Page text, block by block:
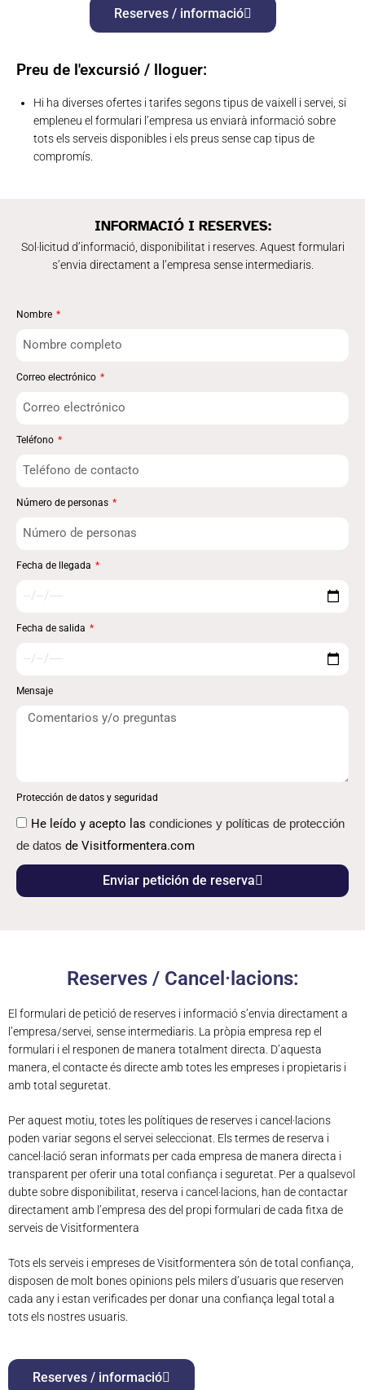
INFORMACIÓ I RESERVES:
Sol·licitud d’informació, disponibilitat i reserves. Aquest formulari
s’envia directament a l’empresa sense intermediaris.
Nombre
Correo electrónico
Teléfono
Número de personas
Fecha de llegada
Fecha de salida
Mensaje
Protección de datos y seguridad
He leído y acepto las condiciones y políticas de protección
de datos de Visitformentera.com
Enviar petición de reserva
Reserves / informació
Preu de l'excursió / lloguer:
Hi ha diverses ofertes i tarifes segons tipus de vaixell i servei, si
empleneu el formulari l’empresa us enviarà informació sobre
tots els serveis disponibles i els preus sense cap tipus de
compromís.
Reserves / Cancel·lacions:
El formulari de petició de reserves i informació s’envia directament a
l’empresa/servei, sense intermediaris. La pròpia empresa rep el
formulari i el responen de manera totalment directa. D’aquesta
manera, el contacte és directe amb totes les empreses i propietaris i
amb total seguretat.
Per aquest motiu, totes les polítiques de reserves i cancel·lacions
poden variar segons el servei seleccionat. Els termes de reserva i
cancel·lació seran informats per cada empresa de manera directa i
transparent per oferir una total confiança i seguretat. Per a qualsevol
dubte sobre disponibilitat, reserva i cancel·lacions, han de contactar
directament amb l’empresa des del propi formulari de cada fitxa de
serveis de Visitformentera
Tots els serveis i empreses de Visitformentera són de total confiança,
disposen de molt bones opinions pels milers d’usuaris que reserven
cada any i estan verificades per donar una confiança legal total a
tots els nostres usuaris.
Reserves / informació